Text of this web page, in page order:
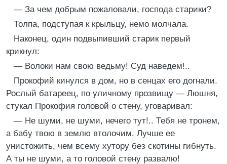
— За чем добрым пожаловали, господа старики?
Толпа, подступая к крыльцу, немо молчала.
Наконец, один подвыпивший старик первый
крикнул:
— Волоки нам свою ведьму! Суд наведем!..
Прокофий кинулся в дом, но в сенцах его догнали.
Рослый батареец, по уличному прозвищу — Люшня,
стукал Прокофия головой о стену, уговаривал:
— Не шуми, не шуми, нечего тут!.. Тебя не тронем,
а бабу твою в землю втолочим. Лучше ее
унистожить, чем всему хутору без скотины гибнуть.
А ты не шуми, а то головой стену развалю!